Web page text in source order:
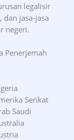
legalisir
jasa-jasa
negeri.
Penerjemah
Serikat
Saudi